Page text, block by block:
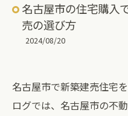
名古屋市の住宅購入
売の選び方
2024/08/20
名古屋市で新築建売住宅
ログでは、名古屋市の不